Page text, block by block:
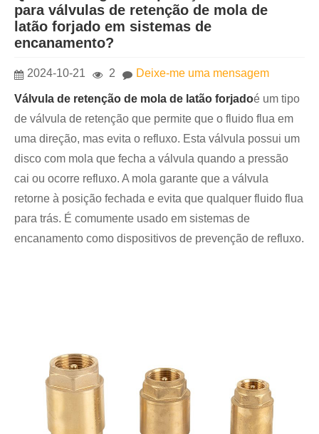
para válvulas de retenção de mola de
latão forjado em sistemas de
encanamento?
2024-10-21 2 Deixe-me uma mensagem
Válvula de retenção de mola de latão forjadoé um tipo
de válvula de retenção que permite que o fluido flua em
uma direção, mas evita o refluxo. Esta válvula possui um
disco com mola que fecha a válvula quando a pressão
cai ou ocorre refluxo. A mola garante que a válvula
retorne à posição fechada e evita que qualquer fluido flua
para trás. É comumente usado em sistemas de
encanamento como dispositivos de prevenção de refluxo.